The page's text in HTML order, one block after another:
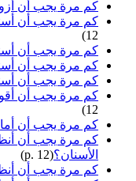
كم مرة يجب أن
كم مرة يجب أن
12)
كم مرة يجب أن
كم مرة يجب أن
كم مرة يجب أن
كم مرة يجب أن
12)
كم مرة يجب أن
كم مرة يجب أن
الأسنان؟(p. 12)
كم مرة يجب أن